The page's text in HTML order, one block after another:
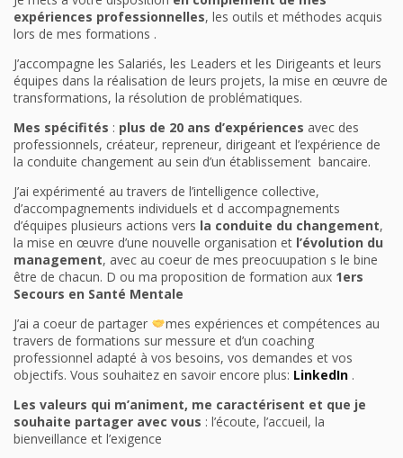
expériences professionnelles, les outils et méthodes acquis
lors de mes formations .
J’accompagne les Salariés, les Leaders et les Dirigeants et leurs
équipes dans la réalisation de leurs projets, la mise en œuvre de
transformations, la résolution de problématiques.
Mes spécifités : plus de 20 ans d’expériences avec des
professionnels, créateur, repreneur, dirigeant et l’expérience de
la conduite changement au sein d’un établissement bancaire.
J’ai expérimenté au travers de l’intelligence collective,
d’accompagnements individuels et d accompagnements
d’équipes plusieurs actions vers la conduite du changement,
la mise en œuvre d’une nouvelle organisation et l’évolution du
management, avec au coeur de mes preocuupation s le bine
être de chacun. D ou ma proposition de formation aux 1ers
Secours en Santé Mentale
J’ai a coeur de partager
mes expériences et compétences au
travers de formations sur messure et d’un coaching
professionnel adapté à vos besoins, vos demandes et vos
objectifs. Vous souhaitez en savoir encore plus: LinkedIn .
Les valeurs qui m’animent, me caractérisent et que je
souhaite partager avec vous : l’écoute, l’accueil, la
bienveillance et l’exigence